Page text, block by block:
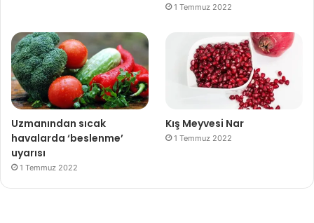
1 Temmuz 2022
Uzmanından sıcak
havalarda ‘beslenme’
uyarısı
1 Temmuz 2022
Kış Meyvesi Nar
1 Temmuz 2022